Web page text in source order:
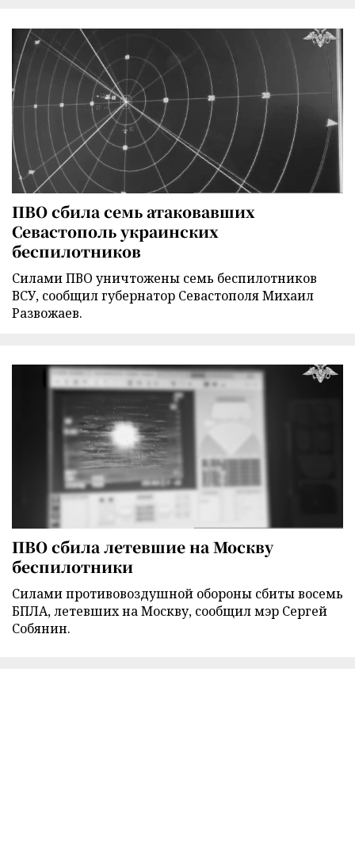
ПВО сбила семь атаковавших
Севастополь украинских
беспилотников
Силами ПВО уничтожены семь беспилотников
ВСУ, сообщил губернатор Севастополя Михаил
Развожаев.
ПВО сбила летевшие на Москву
беспилотники
Силами противовоздушной обороны сбиты восемь
БПЛА, летевших на Москву, сообщил мэр Сергей
Собянин.